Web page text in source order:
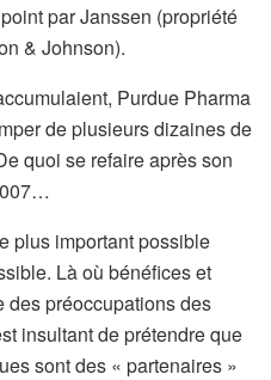
par Janssen (propriété
& Johnson).
Purdue Pharma
de plusieurs dizaines de
quoi se refaire après son
plus important possible
Là où bénéfices et
des préoccupations des
insultant de prétendre que
sont des « partenaires »